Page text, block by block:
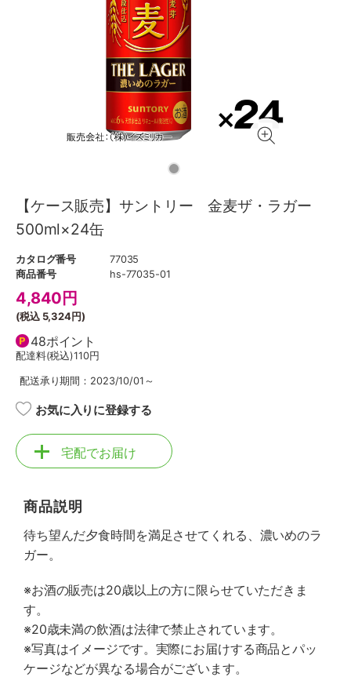
【ケース販売】サントリー 金麦ザ・ラガー
500ml×24缶
カタログ番号
77035
商品番号
hs-77035-01
4,840 円
(税込 5,324円)
48ポイント
配達料(税込)110円
配送承り期間：2023/10/01～
お気に入りに登録する
宅配でお届け
商品説明
待ち望んだ夕食時間を満足させてくれる、濃いめのラ
ガー。
※お酒の販売は20歳以上の方に限らせていただきま
す。
※20歳未満の飲酒は法律で禁止されています。
※写真はイメージです。実際にお届けする商品とパッ
ケージなどが異なる場合がございます。